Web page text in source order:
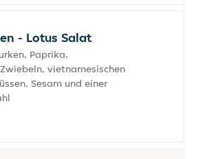
- Lotus Salat
Paprika,
vietnamesischen
Sesam und einer